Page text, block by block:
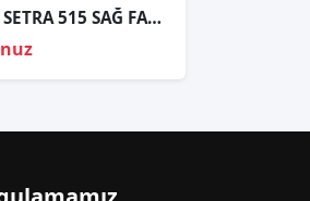
MERCEDES SETRA 515 SAĞ FAR ORJİNAL A0005405754